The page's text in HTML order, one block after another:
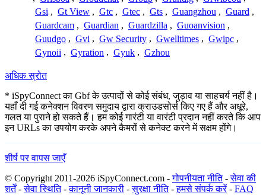
Gsi , Gt View , Gtc , Gtec , Gts , Guangzhou , Guard ,
Guardcam , Guardian , Guardzilla , Guoanvision ,
Guudgo , Gvi , Gw Security , Gwelltimes , Gwipc ,
Gynoii , Gyration , Gyuk , Gzhou
अधिक स्रोत
* iSpyConnect का Gbf के उत्पादों से कोई संबंध, जुड़ाव या साहचर्य नहीं है।
यहाँ दी गई कनेक्शन विवरण समुदाय द्वारा क्राउडसोर्स किए गए हैं और अधूरे,
गलत या पुराने हो सकते हैं। हम कोई गारंटी या वारंटी प्रदान नहीं करते कि आप
इन URLs का उपयोग करके अपने कैमरों से कनेक्ट करने में सक्षम होंगे।
शीर्ष पर वापस जाएँ
© Copyright 2011-2026 iSpyConnect.com -गोपनीयता नीति-सेवा की
शर्तें-सेवा स्थिति-कानूनी जानकारी -सुरक्षा नीति-हमसे संपर्क करें- FAQ